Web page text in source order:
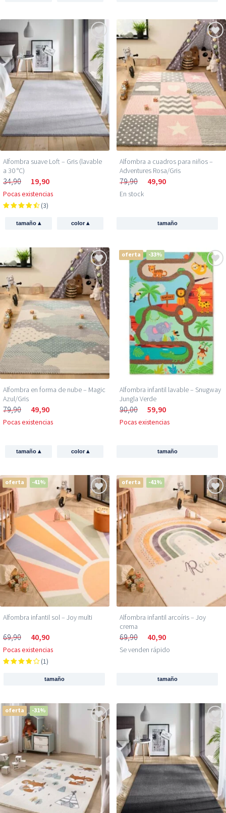
Alfombra suave Loft – Gris (lavable
a 30 °C)
34,90 19,90
Pocas existencias
(3)
tamaño ▴ color▴
Alfombra a cuadros para niños –
Adventures Rosa/Gris
79,90 49,90
En stock
tamaño
Alfombra en forma de nube – Magic
Azul/Gris
79,90 49,90
Pocas existencias
tamaño ▴ color▴
oferta -33%
Alfombra infantil lavable – Snugway
Jungla Verde
90,00 59,90
Pocas existencias
tamaño
oferta -41%
Alfombra infantil sol – Joy multi
69,90 40,90
Pocas existencias
(1)
tamaño
oferta -41%
Alfombra infantil arcoíris – Joy
crema
69,90 40,90
Se venden rápido
tamaño
oferta -31%